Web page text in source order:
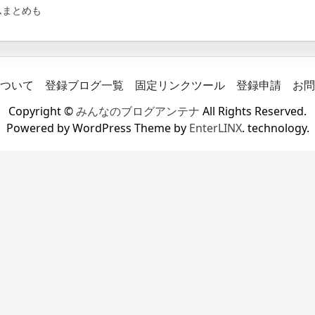
とめも
いて 登録ブログ一覧 固定リンクツール 登録申請
お
Copyright ©みんなのブログアンテナ All Rights Reserved.
Powered by WordPress Theme by EnterLINX. technology.